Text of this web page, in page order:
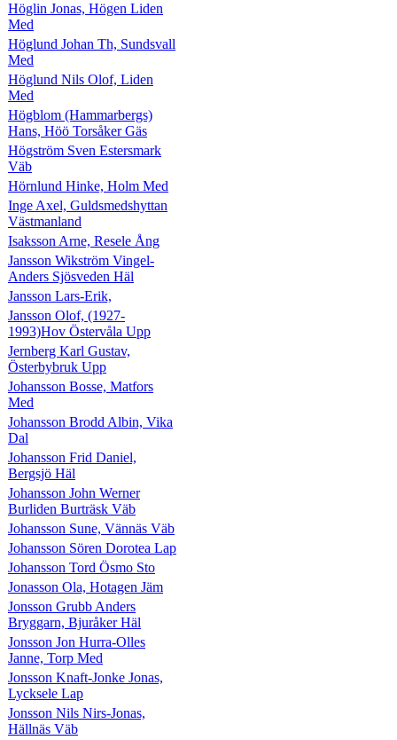
Höglin Jonas, Högen Liden
Med
Höglund Johan Th, Sundsvall
Med
Höglund Nils Olof, Liden
Med
Högblom (Hammarbergs)
Hans, Höö Torsåker Gäs
Högström Sven Estersmark
Väb
Hörnlund Hinke, Holm Med
Inge Axel, Guldsmedshyttan
Västmanland
Isaksson Arne, Resele Ång
Jansson Wikström Vingel-
Anders Sjösveden Häl
Jansson Lars-Erik,
Jansson Olof, (1927-
1993)Hov Östervåla Upp
Jernberg Karl Gustav,
Österbybruk Upp
Johansson Bosse, Matfors
Med
Johansson Brodd Albin, Vika
Dal
Johansson Frid Daniel,
Bergsjö Häl
Johansson John Werner
Burliden Burträsk Väb
Johansson Sune, Vännäs Väb
Johansson Sören Dorotea Lap
Johansson Tord Ösmo Sto
Jonasson Ola, Hotagen Jäm
Jonsson Grubb Anders
Bryggarn, Bjuråker Häl
Jonsson Jon Hurra-Olles
Janne, Torp Med
Jonsson Knaft-Jonke Jonas,
Lycksele Lap
Jonsson Nils Nirs-Jonas,
Hällnäs Väb